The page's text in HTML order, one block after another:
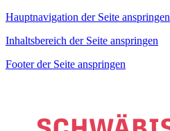
Hauptnavigation der Seite anspringen
Inhaltsbereich der Seite anspringen
Footer der Seite anspringen